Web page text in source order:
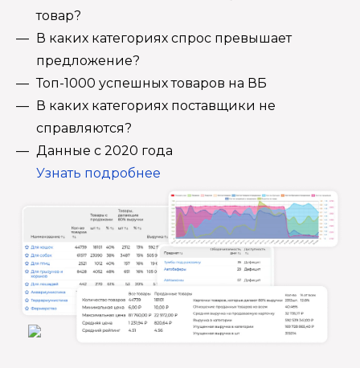
товар?
В каких категориях спрос превышает
предложение?
Топ-1000 успешных товаров на ВБ
В каких категориях поставщики не
справляются?
Данные с 2020 года
Узнать подробнее